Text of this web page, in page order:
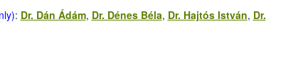
: Dr. Dán Ádám, Dr. Dénes Béla, Dr. Hajtós István, Dr.